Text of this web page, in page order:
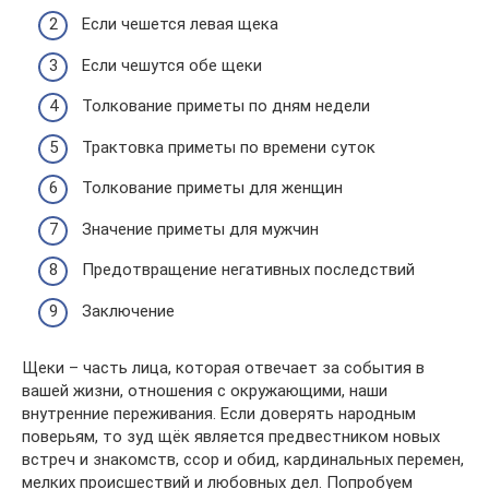
Если чешется левая щека
Если чешутся обе щеки
Толкование приметы по дням недели
Трактовка приметы по времени суток
Толкование приметы для женщин
Значение приметы для мужчин
Предотвращение негативных последствий
Заключение
Щеки – часть лица, которая отвечает за события в
вашей жизни, отношения с окружающими, наши
внутренние переживания. Если доверять народным
поверьям, то зуд щёк является предвестником новых
встреч и знакомств, ссор и обид, кардинальных перемен,
мелких происшествий и любовных дел. Попробуем